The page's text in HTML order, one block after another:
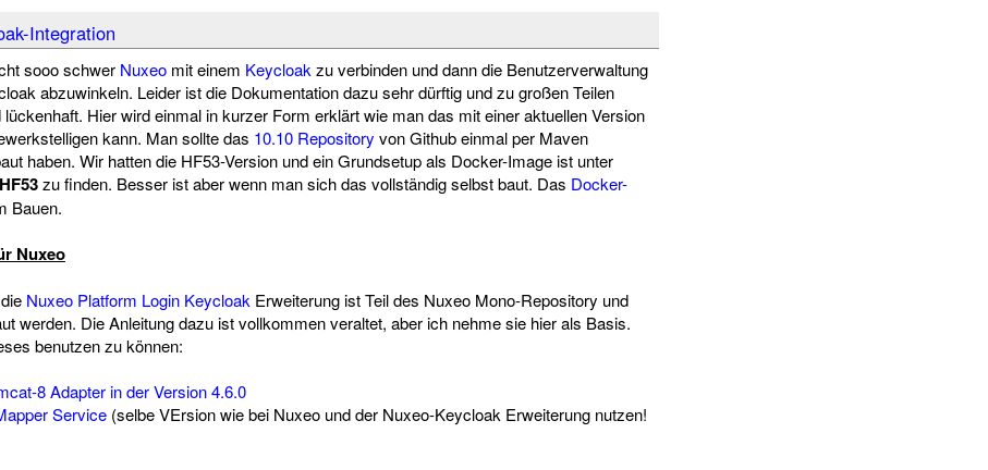
Integration
sooo schwer Nuxeo mit einem Keycloak zu verbinden und dann die Benutzerverwaltung
abzuwinkeln. Leider ist die Dokumentation dazu sehr dürftig und zu großen Teilen
Hier wird einmal in kurzer Form erklärt wie man das mit einer aktuellen Version
kann. Man sollte das 10.10 Repository von Github einmal per Maven
haben. Wir hatten die HF53-Version und ein Grundsetup als Docker-Image ist unter
zu finden. Besser ist aber wenn man sich das vollständig selbst baut. Das Docker-
Bauen.
Nuxeo
Nuxeo Platform Login Keycloak Erweiterung ist Teil des Nuxeo Mono-Repository und
werden. Die Anleitung dazu ist vollkommen veraltet, aber ich nehme sie hier als Basis.
benutzen zu können:
8 Adapter in der Version 4.6.0
Service (selbe VErsion wie bei Nuxeo und der Nuxeo-Keycloak Erweiterung nutzen!